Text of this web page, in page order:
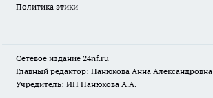
Политика этики
Сетевое издание 24nf.ru
Главный редактор: Панюкова Анна Александровна
Учредитель: ИП Панюкова А.А.